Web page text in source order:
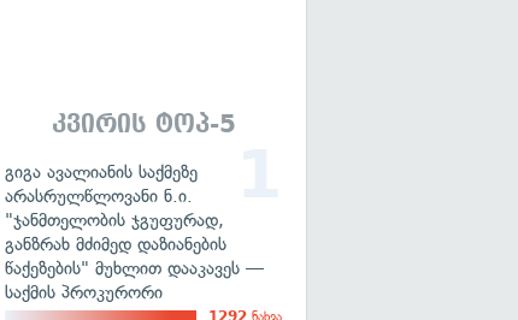
გადახედვაკვირის ტოპ-5
გიგა ავალიანის საქმეზე
არასრულწლოვანი ნ.ი.
"ჯანმთელობის ჯგუფურად,
განზრახ მძიმედ დაზიანების
წაქეზების" მუხლით დააკავეს —
საქმის პროკურორი
1292